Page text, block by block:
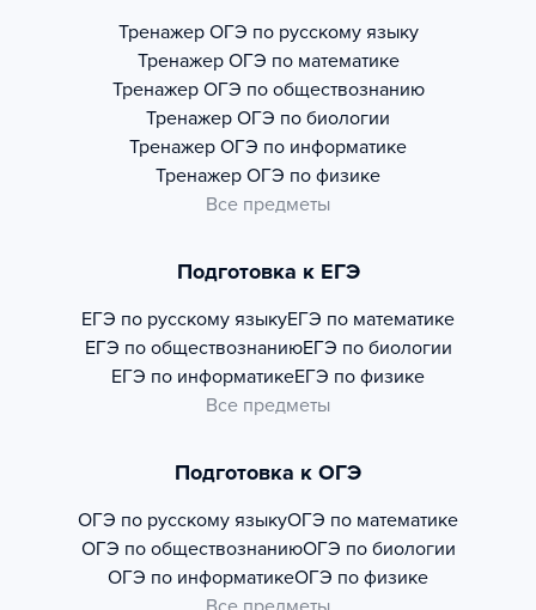
Тренажер ОГЭ по русскому языку
Тренажер ОГЭ по математике
Тренажер ОГЭ по обществознанию
Тренажер ОГЭ по биологии
Тренажер ОГЭ по информатике
Тренажер ОГЭ по физике
Все предметы
Подготовка к ЕГЭ
ЕГЭ по русскому языкуЕГЭ по математике
ЕГЭ по обществознаниюЕГЭ по биологии
ЕГЭ по информатикеЕГЭ по физике
Все предметы
Подготовка к ОГЭ
ОГЭ по русскому языкуОГЭ по математике
ОГЭ по обществознаниюОГЭ по биологии
ОГЭ по информатикеОГЭ по физике